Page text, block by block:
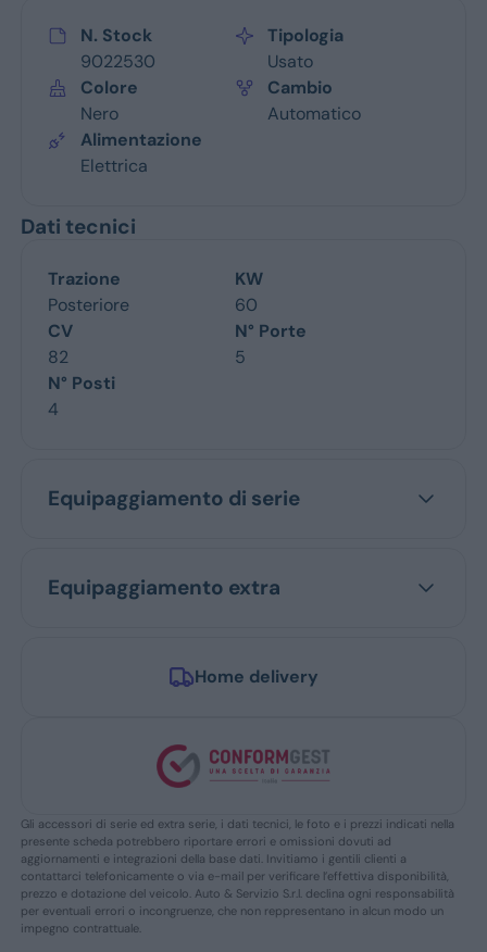
N. Stock
9022530
Tipologia
Usato
Colore
Nero
Cambio
Automatico
Alimentazione
Elettrica
Dati tecnici
Trazione
Posteriore
KW
60
CV
82
N° Porte
5
N° Posti
4
Equipaggiamento di serie
Equipaggiamento extra
Home delivery
Gli accessori di serie ed extra serie, i dati tecnici, le foto e i prezzi indicati nella
presente scheda potrebbero riportare errori e omissioni dovuti ad
aggiornamenti e integrazioni della base dati. Invitiamo i gentili clienti a
contattarci telefonicamente o via e-mail per verificare l’effettiva disponibilità,
prezzo e dotazione del veicolo. Auto & Servizio S.r.l. declina ogni responsabilità
per eventuali errori o incongruenze, che non reppresentano in alcun modo un
impegno contrattuale.